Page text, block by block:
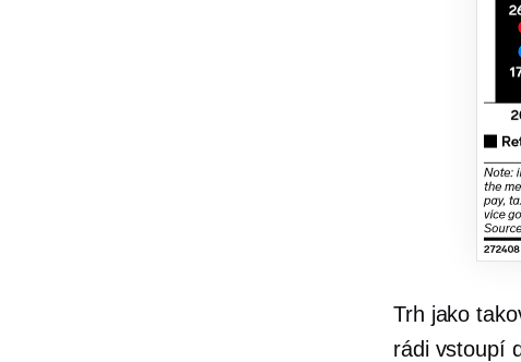
Trh jako
rádi vstoupí